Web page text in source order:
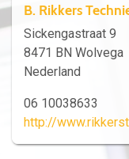
B. Rikkers
Sickengastraat 9
8471 BN Wolvega
Nederland
06 10038633
http://